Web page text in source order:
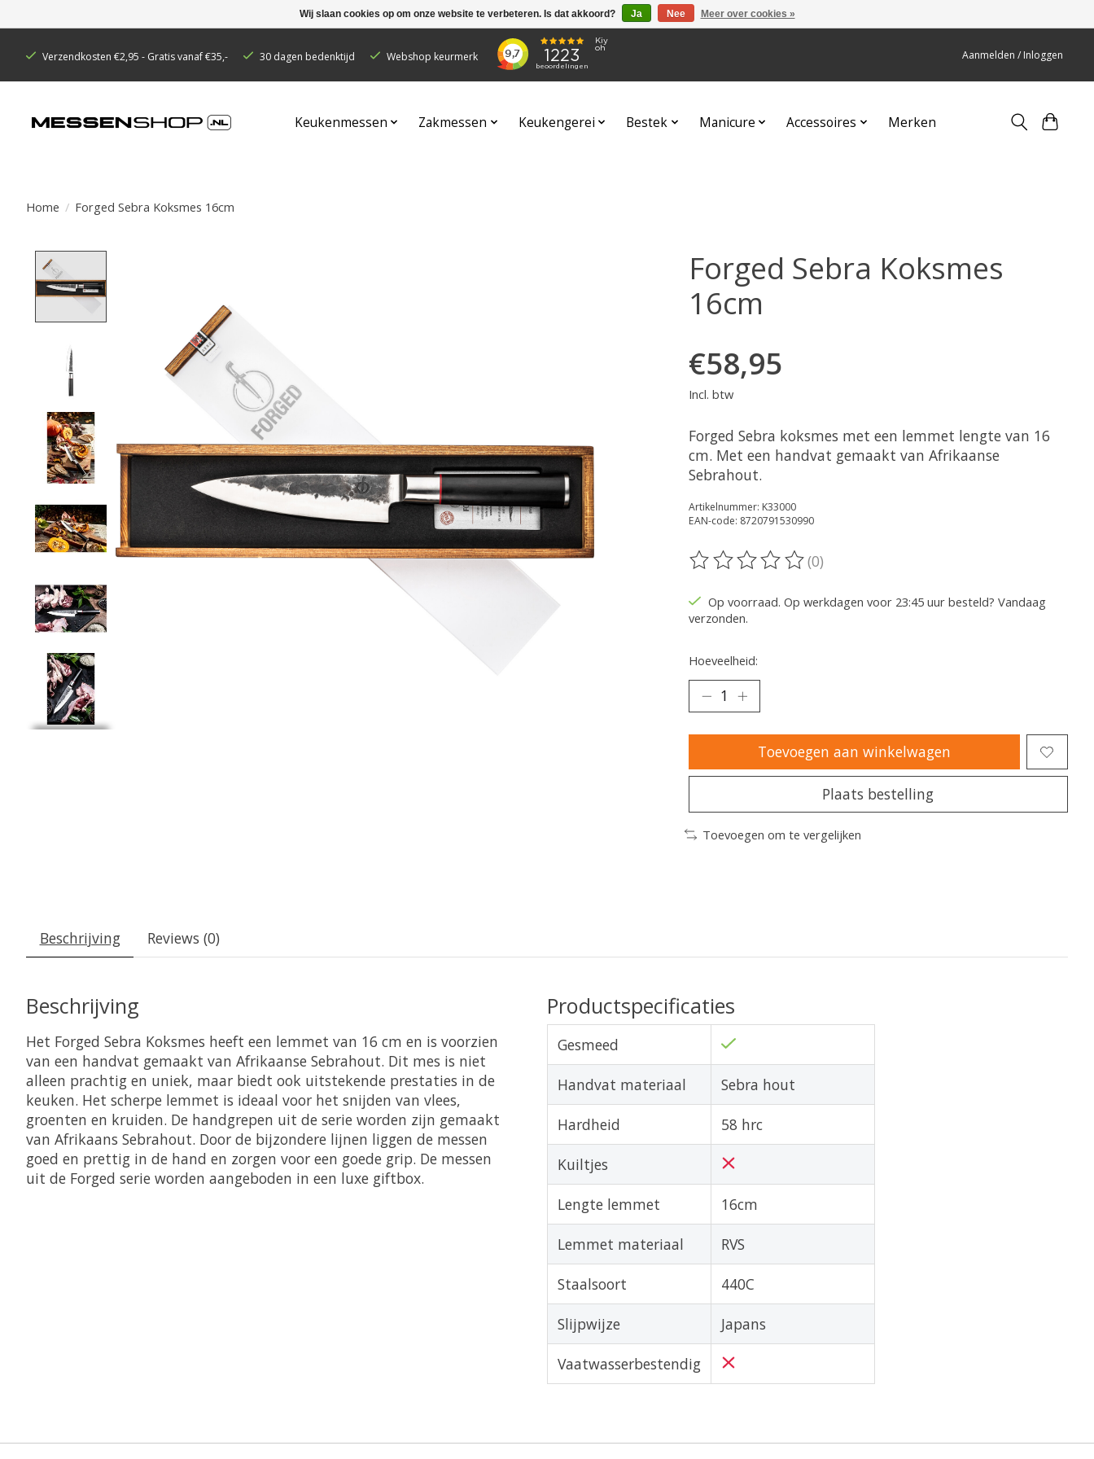
Verzendkosten €2,95 - Gratis vanaf €35,- 30 dagen bedenktijd Webshop keurmerk Aanmelden / Inloggen
Keukenmessen Zakmessen Keukengerei Bestek Manicure Accessoires Merken
Home / Forged Sebra Koksmes 16cm
Forged Sebra Koksmes
16cm
€58,95
Incl. btw
Forged Sebra koksmes met een lemmet lengte van 16
cm. Met een handvat gemaakt van Afrikaanse
Sebrahout.
Artikelnummer: K33000
EAN-code: 8720791530990
De beoordeling van dit product is
(0)
Op voorraad. Op werkdagen voor 23:45 uur besteld? Vandaag
verzonden.
Hoeveelheid:
Toevoegen aan winkelwagen
Plaats bestelling
Toevoegen om te vergelijken
Beschrijving Reviews (0)
Beschrijving
Het Forged Sebra Koksmes heeft een lemmet van 16 cm en is voorzien
van een handvat gemaakt van Afrikaanse Sebrahout. Dit mes is niet
alleen prachtig en uniek, maar biedt ook uitstekende prestaties in de
keuken. Het scherpe lemmet is ideaal voor het snijden van vlees,
groenten en kruiden. De handgrepen uit de serie worden zijn gemaakt
van Afrikaans Sebrahout. Door de bijzondere lijnen liggen de messen
goed en prettig in de hand en zorgen voor een goede grip. De messen
uit de Forged serie worden aangeboden in een luxe giftbox.
Productspecificaties
Gesmeed
Handvat materiaal Sebra hout
Hardheid 58 hrc
Kuiltjes
Lengte lemmet 16cm
Lemmet materiaal RVS
Staalsoort 440C
Slijpwijze Japans
Vaatwasserbestendig
Wij slaan cookies op om onze website te verbeteren. Is dat akkoord? Ja Nee Meer over cookies »